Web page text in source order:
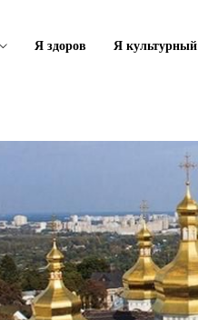
Я здоров Я культурный